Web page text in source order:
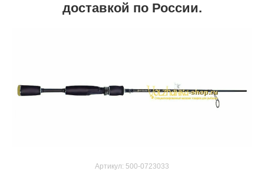
доставкой по России.
Артикул: 500-0723033